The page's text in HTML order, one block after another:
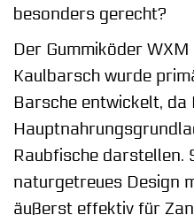
besonders gerecht?
Der Gummiköder
Kaulbarsch wurde
Barsche entwickelt, da
Raubfische darstellen.
naturgetreues Design
äußerst effektiv für